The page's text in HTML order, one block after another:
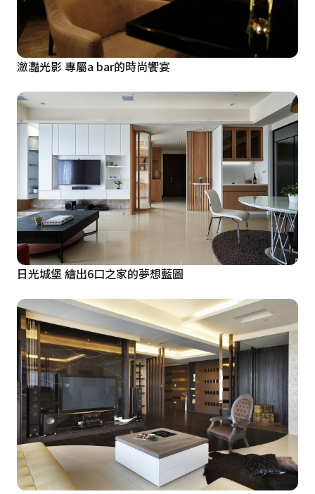
瀲灩光影 專屬a bar的時尚饗宴
日光城堡 繪出6口之家的夢想藍圖